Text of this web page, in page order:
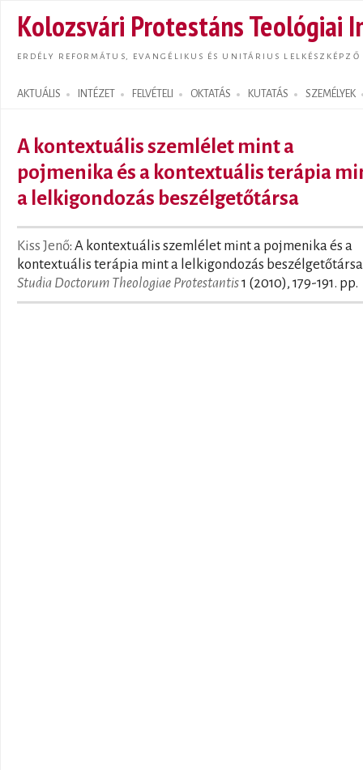
Kolozsvári Protestáns Teológiai
ERDÉLY REFORMÁTUS, EVANGÉLIKUS ÉS UNITÁRIUS LELKÉSZKÉPZŐ
AKTUÁLIS INTÉZET FELVÉTELI OKTATÁS KUTATÁS SZEMÉLYEK
Search form
A kontextuális szemlélet mint a
pojmenika és a kontextuális terápia
a lelkigondozás beszélgetőtársa
Kiss Jenő: A kontextuális szemlélet mint a pojmenika és a
kontextuális terápia mint a lelkigondozás
Studia Doctorum Theologiae Protestantis1 (2010), 179-191. pp.